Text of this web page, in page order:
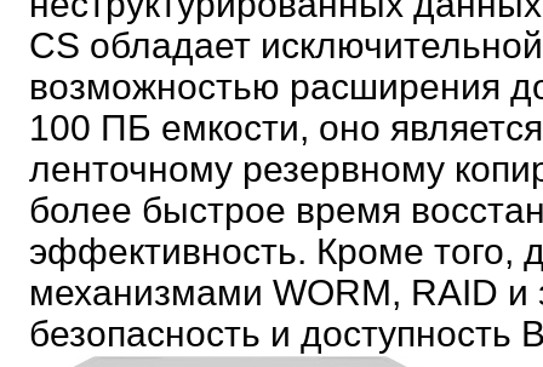
CS обладает
возможностью расширения
100 ПБ емкости, оно
ленточному резервному
более быстрое время
эффективность. Кроме
механизмами WORM, RAID
безопасность и